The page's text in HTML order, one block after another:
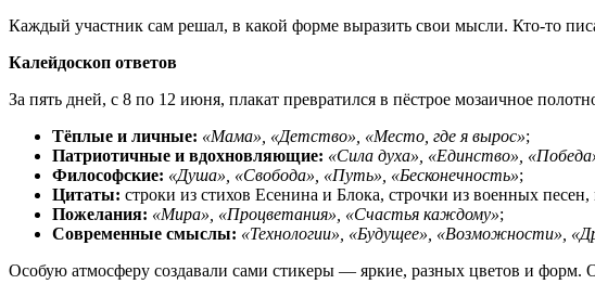
Каждый участник сам решал, в какой форме выразить свои мысли. Кто-то
Калейдоскоп ответов
За пять дней, с 8 по 12 июня, плакат превратился в пёстрое мозаичное
Тёплые и личные: «Мама», «Детство», «Место, где я вырос»;
Патриотичные и вдохновляющие: «Сила духа», «Единство»,
Философские: «Душа», «Свобода», «Путь», «Бесконечность»;
Цитаты: строки из стихов Есенина и Блока, строчки из военных
Пожелания: «Мира», «Процветания», «Счастья каждому»;
Современные смыслы: «Технологии», «Будущее», «Возможности»,
Особую атмосферу создавали сами стикеры — яркие, разных цветов и